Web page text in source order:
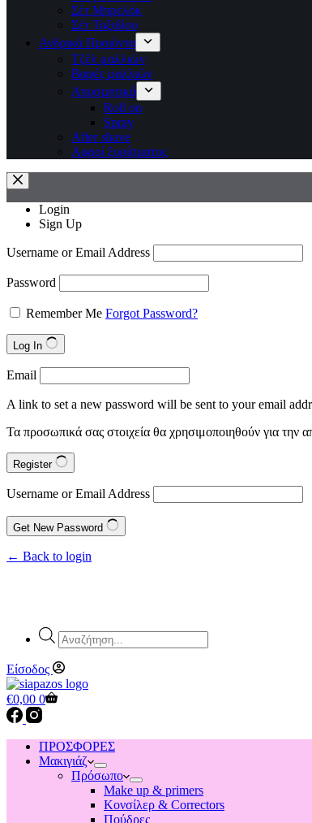
Σέτ Μπρελόκ
Σέτ Ταξιδίου
Ανδρικά Προιόντα
Τζέλ μαλλιών
Βαφές μαλλιών
Αποσμητικά
Roll on
Spray
After shave
Αφροί ξυρίσματος
Login
Sign Up
Username or Email Address
Password
Remember Me Forgot Password?
Log In
Email
A link to set a new password will be sent to your email
Τα προσωπικά σας στοιχεία θα χρησιμοποιηθούν για την
Register
Username or Email Address
Get New Password
← Back to login
Products
search
Είσοδος
Shopping
cart
€0,00 0
ΠΡΟΣΦΟΡΕΣ
Μακιγιάζ
Πρόσωπο
Make up & primers
Κονσίλερ & Correctors
Πούδρες